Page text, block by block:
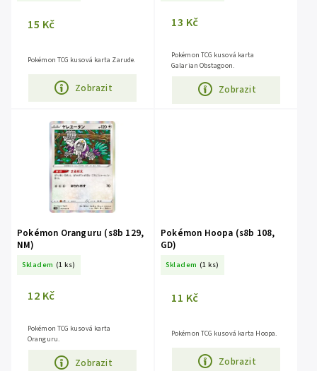
15 Kč
Zobrazit
Pokémon TCG kusová karta Zarude.
13 Kč
Zobrazit
Pokémon TCG kusová karta
Galarian Obstagoon.
Pokémon Oranguru (s8b 129,
NM)
Skladem (1 ks)
12 Kč
Zobrazit
Pokémon TCG kusová karta
Oranguru.
Pokémon Hoopa (s8b 108,
GD)
Skladem (1 ks)
11 Kč
Zobrazit
Pokémon TCG kusová karta Hoopa.